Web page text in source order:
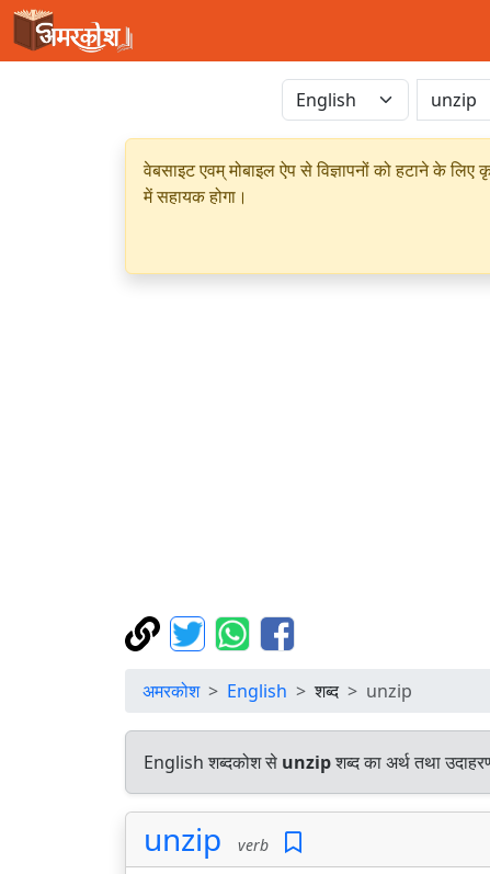
वेबसाइट एवम् मोबाइल ऐप से विज्ञापनों को हटाने के
में सहायक होगा।
अमरकोश English शब्द unzip
English शब्दकोश से unzipशब्द का अर्थ तथा
unzip verb